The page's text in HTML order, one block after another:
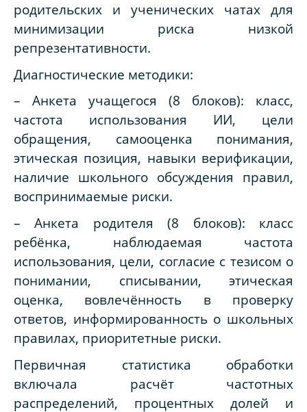
родительских и ученических чатах для
минимизации риска низкой
репрезентативности.
Диагностические методики:
– Анкета учащегося (8 блоков): класс,
частота использования ИИ, цели
обращения, самооценка понимания,
этическая позиция, навыки верификации,
наличие школьного обсуждения правил,
воспринимаемые риски.
– Анкета родителя (8 блоков): класс
ребёнка, наблюдаемая частота
использования, цели, согласие с тезисом о
понимании, списывании, этическая
оценка, вовлечённость в проверку
ответов, информированность о школьных
правилах, приоритетные риски.
Первичная статистика обработки
включала расчёт частотных
распределений, процентных долей и